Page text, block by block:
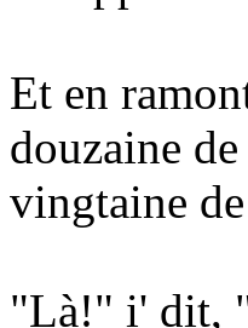
Et en
douzaine
vingtaine
"Là!" i' dit,